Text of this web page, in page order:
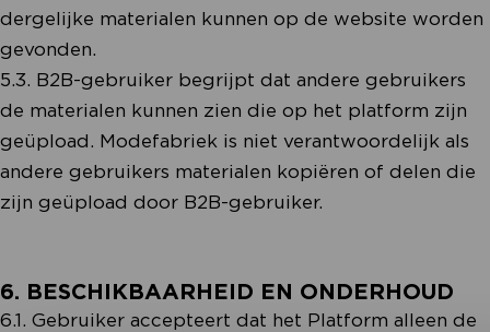
dergelijke materialen kunnen op de website worden
gevonden.
5.3. B2B-gebruiker begrijpt dat andere gebruikers
de materialen kunnen zien die op het platform zijn
geüpload. Modefabriek is niet verantwoordelijk als
andere gebruikers materialen kopiëren of delen die
zijn geüpload door B2B-gebruiker.
6. BESCHIKBAARHEID EN ONDERHOUD
6.1. Gebruiker accepteert dat het Platform alleen de